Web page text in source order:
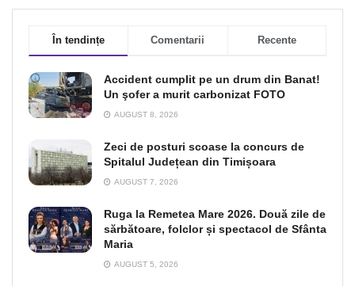
În tendințe Comentarii Recente
Accident cumplit pe un drum din Banat!
Un şofer a murit carbonizat FOTO
AUGUST 8, 2026
Zeci de posturi scoase la concurs de
Spitalul Județean din Timișoara
AUGUST 7, 2026
Ruga la Remetea Mare 2026. Două zile de
sărbătoare, folclor și spectacol de Sfânta
Maria
AUGUST 5, 2026